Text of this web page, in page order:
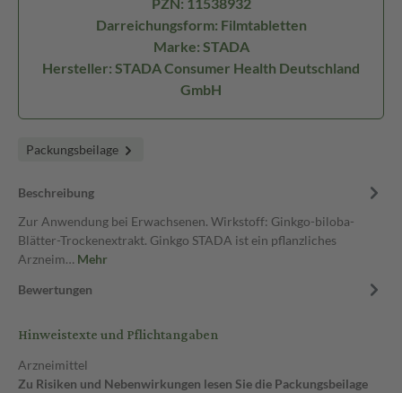
Darreichungsform: Filmtabletten
Marke: STADA
Hersteller: STADA Consumer Health Deutschland
GmbH
Packungsbeilage
Beschreibung
Zur Anwendung bei Erwachsenen. Wirkstoff: Ginkgo-biloba-
Blätter-Trockenextrakt. Ginkgo STADA ist ein pflanzliches
Arzneim… Mehr
Bewertungen
Hinweistexte und Pflichtangaben
Arzneimittel
Zu Risiken und Nebenwirkungen lesen Sie die Packungsbeilage